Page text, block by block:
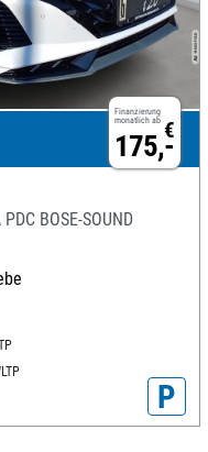
Finanzierung
monatlich ab €
175,-
BOSE-SOUND
P